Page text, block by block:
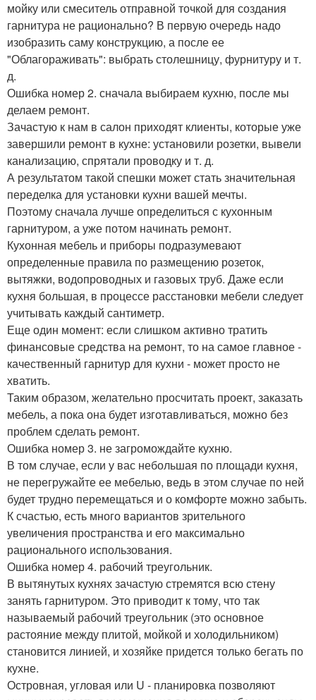
мойку или смеситель отправной точкой для создания
гарнитура не рационально? В первую очередь надо
изобразить саму конструкцию, а после ее
"Облагораживать": выбрать столешницу, фурнитуру и т.
д.
Ошибка номер 2. сначала выбираем кухню, после мы
делаем ремонт.
Зачастую к нам в салон приходят клиенты, которые уже
завершили ремонт в кухне: установили розетки, вывели
канализацию, спрятали проводку и т. д.
А результатом такой спешки может стать значительная
переделка для установки кухни вашей мечты.
Поэтому сначала лучше определиться с кухонным
гарнитуром, а уже потом начинать ремонт.
Кухонная мебель и приборы подразумевают
определенные правила по размещению розеток,
вытяжки, водопроводных и газовых труб. Даже если
кухня большая, в процессе расстановки мебели следует
учитывать каждый сантиметр.
Еще один момент: если слишком активно тратить
финансовые средства на ремонт, то на самое главное -
качественный гарнитур для кухни - может просто не
хватить.
Таким образом, желательно просчитать проект, заказать
мебель, а пока она будет изготавливаться, можно без
проблем сделать ремонт.
Ошибка номер 3. не загромождайте кухню.
В том случае, если у вас небольшая по площади кухня,
не перегружайте ее мебелью, ведь в этом случае по ней
будет трудно перемещаться и о комфорте можно забыть.
К счастью, есть много вариантов зрительного
увеличения пространства и его максимально
рационального использования.
Ошибка номер 4. рабочий треугольник.
В вытянутых кухнях зачастую стремятся всю стену
занять гарнитуром. Это приводит к тому, что так
называемый рабочий треугольник (это основное
растояние между плитой, мойкой и холодильником)
становится линией, и хозяйке придется только бегать по
кухне.
Островная, угловая или U - планировка позволяют